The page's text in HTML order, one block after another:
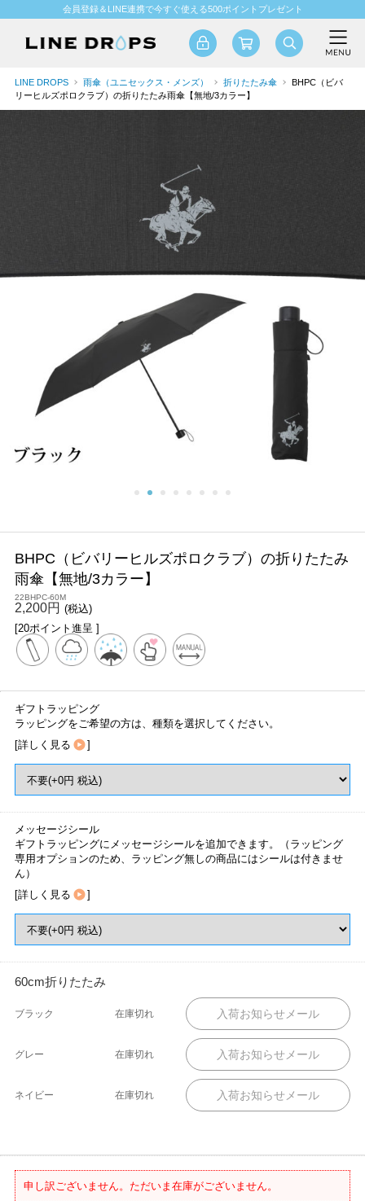
会員登録＆LINE連携で今すぐ使える500ポイントプレゼント
LINE DROPS 雨傘（ユニセックス・メンズ） 折りたたみ傘
BHPC（ビバ
リーヒルズポロクラブ）の折りたたみ雨傘【無地/3カラー】
BHPC（ビバリーヒルズポロクラブ）の折りたたみ
雨傘【無地/3カラー】
22BHPC-60M
2,200円 (税込)
[20ポイント進呈 ]
ギフトラッピング
ラッピングをご希望の方は、種類を選択してください。
[詳しく見る ]
メッセージシール
ギフトラッピングにメッセージシールを追加できます。（ラッピング
専用オプションのため、ラッピング無しの商品にはシールは付きませ
ん）
[詳しく見る ]
60cm折りたたみ
ブラック 在庫切れ
グレー 在庫切れ
ネイビー 在庫切れ
申し訳ございません。ただいま在庫がございません。